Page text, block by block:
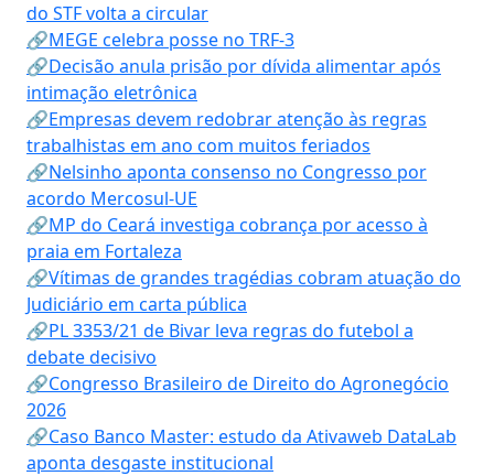
do STF volta a circular
🔗MEGE celebra posse no TRF-3
🔗Decisão anula prisão por dívida alimentar após
intimação eletrônica
🔗Empresas devem redobrar atenção às regras
trabalhistas em ano com muitos feriados
🔗Nelsinho aponta consenso no Congresso por
acordo Mercosul-UE
🔗MP do Ceará investiga cobrança por acesso à
praia em Fortaleza
🔗Vítimas de grandes tragédias cobram atuação do
Judiciário em carta pública
🔗PL 3353/21 de Bivar leva regras do futebol a
debate decisivo
🔗Congresso Brasileiro de Direito do Agronegócio
2026
🔗Caso Banco Master: estudo da Ativaweb DataLab
aponta desgaste institucional